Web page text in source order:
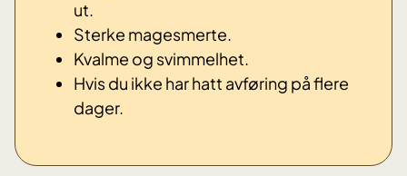
ut.
Sterke magesmerte.
Kvalme og svimmelhet.
Hvis du ikke har hatt avføring på flere
dager.